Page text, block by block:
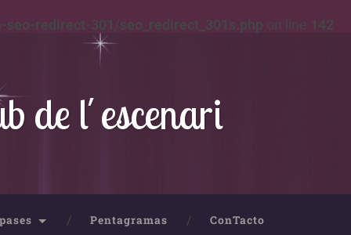
redirect-301/seo_redirect_301s.php on line 142
de l´escenari
Pentagramas ConTacto